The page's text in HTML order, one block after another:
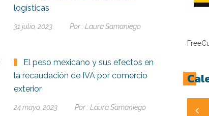
logísticas
31 julio, 2023 Por : Laura Samaniego
El peso mexicano y sus efectos en
la recaudación de IVA por comercio
exterior
24 mayo, 2023 Por : Laura Samaniego